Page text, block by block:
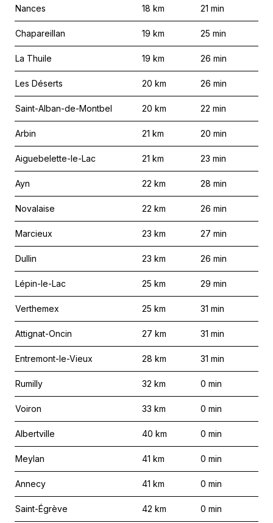
Nances 18 km 21 min
Chapareillan 19 km 25 min
La Thuile 19 km 26 min
Les Déserts 20 km 26 min
Saint-Alban-de-Montbel 20 km 22 min
Arbin 21 km 20 min
Aiguebelette-le-Lac 21 km 23 min
Ayn 22 km 28 min
Novalaise 22 km 26 min
Marcieux 23 km 27 min
Dullin 23 km 26 min
Lépin-le-Lac 25 km 29 min
Verthemex 25 km 31 min
Attignat-Oncin 27 km 31 min
Entremont-le-Vieux 28 km 31 min
Rumilly 32 km 0 min
Voiron 33 km 0 min
Albertville 40 km 0 min
Meylan 41 km 0 min
Annecy 41 km 0 min
Saint-Égrève 42 km 0 min